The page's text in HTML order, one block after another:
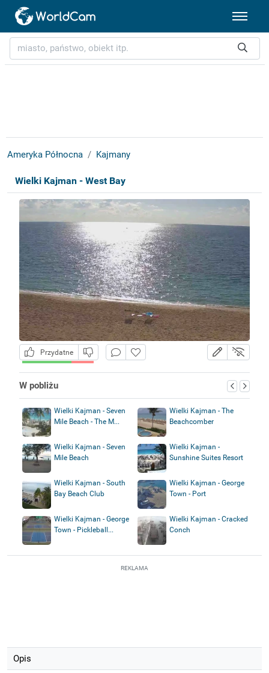
Ameryka Północna Kajmany
Wielki Kajman - West Bay
Przydatne
W pobliżu
Wielki Kajman - Seven
Mile Beach - The M...
Wielki Kajman - The
Beachcomber
Wielki Kajman - Seven
Mile Beach
Wielki Kajman -
Sunshine Suites Resort
Wielki Kajman - South
Bay Beach Club
Wielki Kajman - George
Town - Port
Wielki Kajman - George
Town - Pickleball...
Wielki Kajman - Cracked
Conch
REKLAMA
Opis